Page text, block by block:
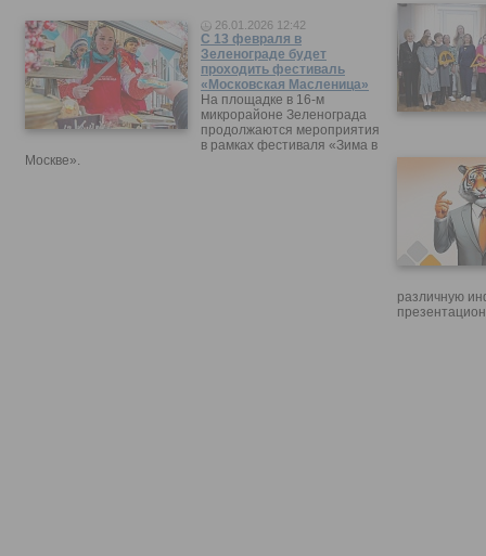
26.01.2026 12:42
С 13 февраля в
Зеленограде будет
проходить фестиваль
«Московская Масленица»
На площадке в 16-м
микрорайоне Зеленограда
продолжаются мероприятия
в рамках фестиваля «Зима в
Москве».
различную